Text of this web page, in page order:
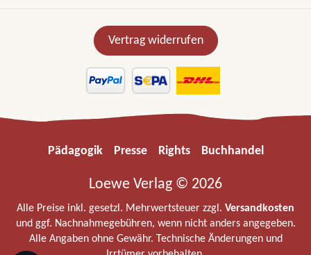
Vertrag widerrufen
Pädagogik Presse Rights Buchhandel
Loewe Verlag © 2026
Alle Preise inkl. gesetzl. Mehrwertsteuer zzgl. Versandkosten
und ggf. Nachnahmegebühren, wenn nicht anders angegeben.
Alle Angaben ohne Gewähr. Technische Änderungen und